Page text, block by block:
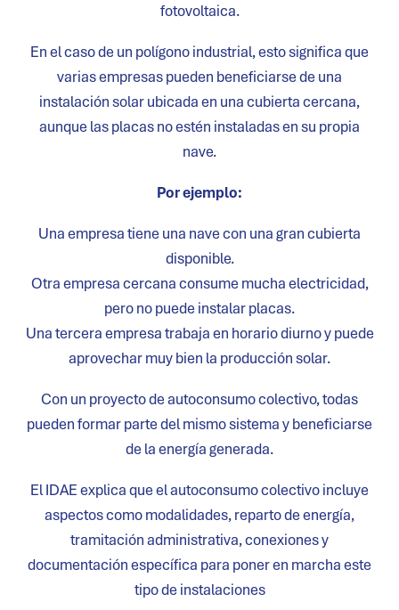
fotovoltaica.
En el caso de un polígono industrial, esto significa que
varias empresas pueden beneficiarse de una
instalación solar ubicada en una cubierta cercana,
aunque las placas no estén instaladas en su propia
nave.
Por ejemplo:
Una empresa tiene una nave con una gran cubierta
disponible.
Otra empresa cercana consume mucha electricidad,
pero no puede instalar placas.
Una tercera empresa trabaja en horario diurno y puede
aprovechar muy bien la producción solar.
Con un proyecto de autoconsumo colectivo, todas
pueden formar parte del mismo sistema y beneficiarse
de la energía generada.
El IDAE explica que el autoconsumo colectivo incluye
aspectos como modalidades, reparto de energía,
tramitación administrativa, conexiones y
documentación específica para poner en marcha este
tipo de instalaciones